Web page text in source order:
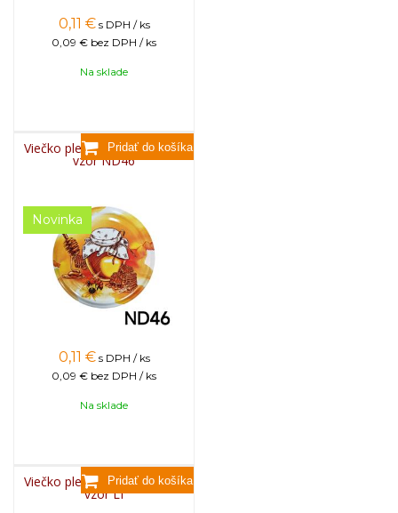
0,11 € s DPH / ks
0,09 € bez DPH / ks
Na sklade
Viečko plechové TWIST 82 -
vzor ND46
Novinka
0,11 € s DPH / ks
0,09 € bez DPH / ks
Na sklade
Viečko plechové TWIST 82 -
vzor LI